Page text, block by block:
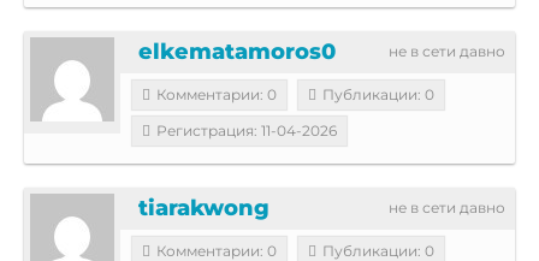
не в сети давно
elkematamoros0
Комментарии: 0
Публикации: 0
Регистрация: 11-04-2026
не в сети давно
tiarakwong
Комментарии: 0
Публикации: 0